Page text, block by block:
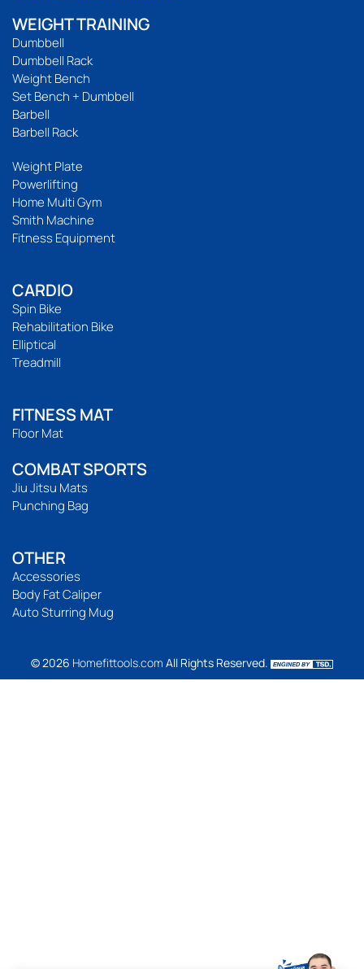
WEIGHT TRAINING
Dumbbell
Dumbbell Rack
Weight Bench
Set Bench + Dumbbell
Barbell
Barbell Rack
Weight Plate
Powerlifting
Home Multi Gym
Smith Machine
Fitness Equipment
CARDIO
Spin Bike
Rehabilitation Bike
Elliptical
Treadmill
FITNESS MAT
Floor Mat
COMBAT SPORTS
Jiu Jitsu Mats
Punching Bag
OTHER
Accessories
Body Fat Caliper
Auto Sturring Mug
© 2026 Homefittools.com All Rights Reserved.